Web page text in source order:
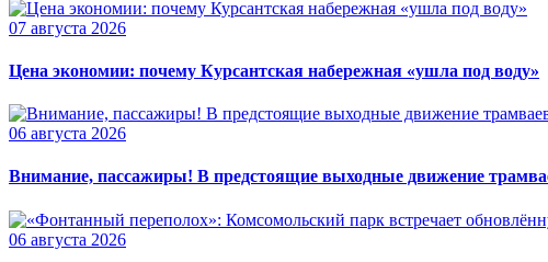
07 августа 2026
Цена экономии: почему Курсантская набережная «ушла под воду»
06 августа 2026
Внимание, пассажиры! В предстоящие выходные движение
06 августа 2026